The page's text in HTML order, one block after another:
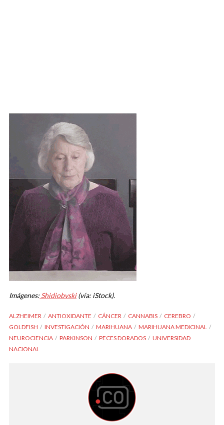
Imágenes: Shidiobvski(vía: iStock).
ALZHEIMER ANTIOXIDANTE CÁNCER CANNABIS
CEREBRO
GOLDFISH
INVESTIGACIÓN MARIHUANA
MARIHUANA MEDICINAL
NEUROCIENCIA
PARKINSON PECES DORADOS
UNIVERSIDAD
NACIONAL